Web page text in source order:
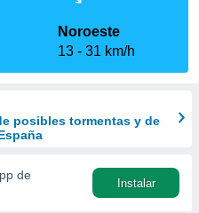
Noroeste
13
31 km/h
posibles tormentas y de
de
Instalar